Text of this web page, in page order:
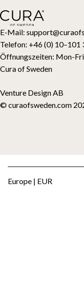
E-Mail:
Telefon: +46 (0) 10–101
Öffnungszeiten: Mon-
Cura of Sweden
Venture Design AB
© curaofsweden.com
Topper
Geschenkkarte
Europe | EUR